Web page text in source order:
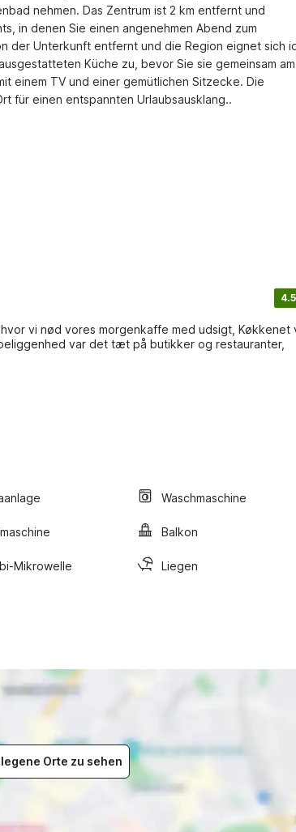
nehmen. Das Zentrum ist 2 km entfernt und
in denen Sie einen angenehmen Abend zum
der Unterkunft entfernt und die Region eignet sich
Küche zu, bevor Sie sie gemeinsam am
einem TV und einer gemütlichen Sitzecke. Die
für einen entspannten Urlaubsausklang..
4.5
vi nød vores morgenkaffe med udsigt, Køkkenet
var det tæt på butikker og restauranter,
Waschmaschine
Balkon
Mikrowelle Liegen
Orte zu sehen